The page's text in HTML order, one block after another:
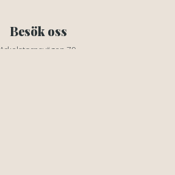
Besök oss
Arkelstorpsvägen 79,